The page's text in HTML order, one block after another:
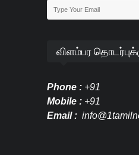
விளம்பர
Phone : +91
Mobile : +91
Email :